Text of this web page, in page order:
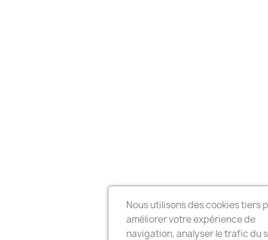
Nous utilisons des cookies tiers
améliorer votre expérience de
navigation, analyser le trafic du